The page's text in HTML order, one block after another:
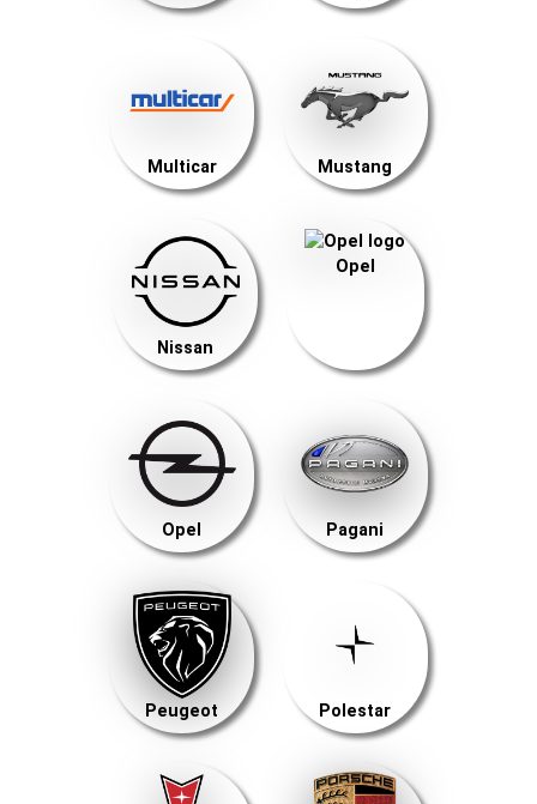
Multicar Mustang
Nissan
Opel
Opel Pagani
Peugeot Polestar